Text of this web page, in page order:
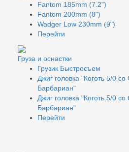
Fantom 185mm (7.2")
Fantom 200mm (8")
Wadger Low 230mm (9")
Перейти
Груза и оснастки
Грузик Быстросъем
Джиг головка "Коготь 5/0
Барбариан"
Джиг головка "Коготь 5/0
Барбариан"
Перейти